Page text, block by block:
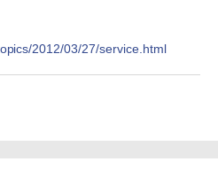
2012/03/27/service.html